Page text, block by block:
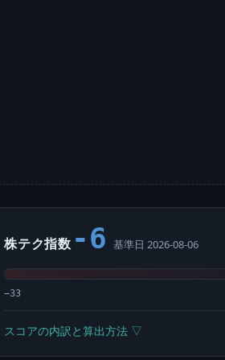
株テク指数 -6 基準日 2026-08-06
−33
スコアの内訳と算出方法 ▽